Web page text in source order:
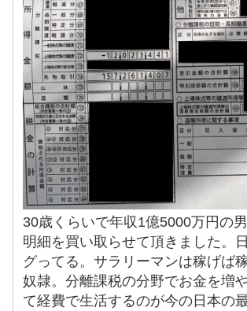
30歳くらいで年収1億5000万円の
明細を買い取らせて頂きました。
グってる。サラリーマンは稼げば
奴隷。分離課税の分野でお金を増
て経費で生活するのが今の日本の